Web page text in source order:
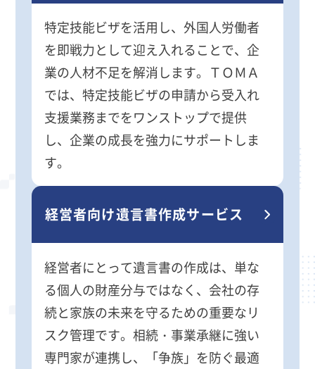
特定技能ビザを活用し、外国人労働者
を即戦力として迎え入れることで、企
業の人材不足を解消します。ＴＯＭＡ
では、特定技能ビザの申請から受入れ
支援業務までをワンストップで提供
し、企業の成長を強力にサポートしま
す。
経営者向け遺言書作成サービス
経営者にとって遺言書の作成は、単な
る個人の財産分与ではなく、会社の存
続と家族の未来を守るための重要なリ
スク管理です。相続・事業承継に強い
専門家が連携し、「争族」を防ぐ最適